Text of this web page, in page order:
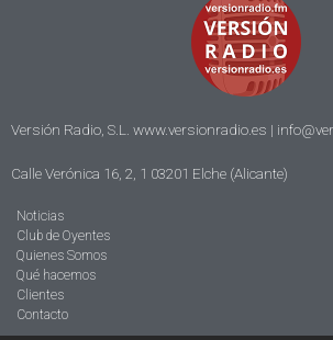
Versión Radio, S.L. www.versionradio.es |
Calle Verónica 16, 2, 1 03201 Elche (Alicante)
Noticias
Club de Oyentes
Quienes Somos
Qué hacemos
Clientes
Contacto